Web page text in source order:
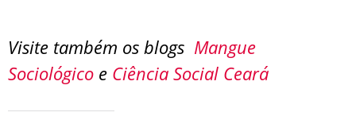
Visite também os blogs Mangue
Sociológico e Ciência Social Ceará